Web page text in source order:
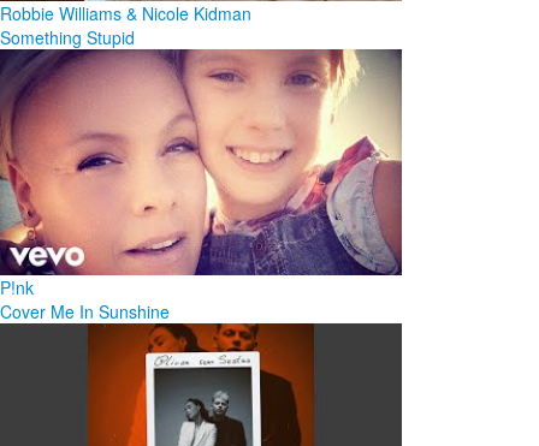
Robbie Williams & Nicole Kidman
Something Stupid
P!nk
Cover Me In Sunshine